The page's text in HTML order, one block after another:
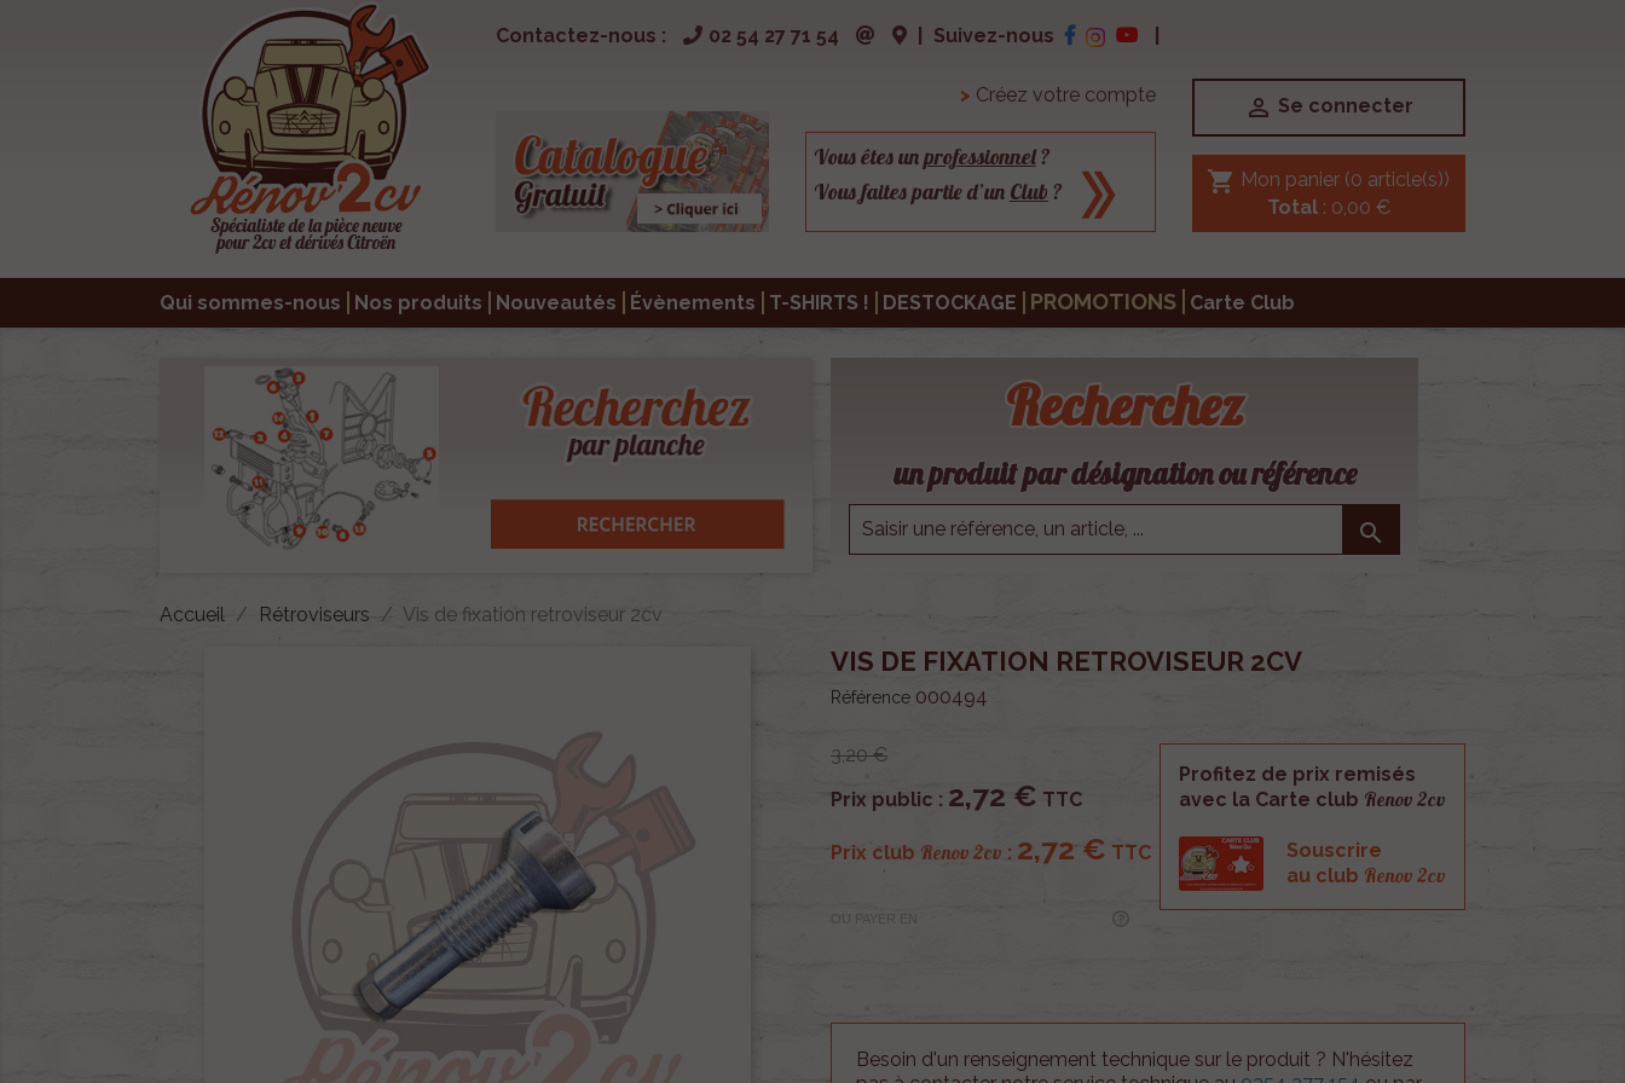
Contactez-nous : 02 54 27 71 54 Suivez-nous
> Créez votre compte
Vous êtes unprofessionnel?
Vous faites partie d’un Club ?
 Se connecter
shopping_cart Mon panier (0 article(s))
Total: 0,00 €
Qui sommes-nous Nos produits Nouveautés Évènements T-SHIRTS ! DESTOCKAGE PROMOTIONS Carte Club
Recherchez
un produit par désignation ou référence

Accueil Rétroviseurs Vis de fixation retroviseur 2cv
VIS DE FIXATION RETROVISEUR 2CV
Référence 000494
3,20 €
Prix public : 2,72 € TTC
Prix club Renov 2cv : 2,72 € TTC
OU PAYER EN
Profitez de prix remisés
avec la Carte club Renov 2cv
Souscrire
au club Renov 2cv
Besoin d'un renseignement technique sur le produit ? N'hésitez